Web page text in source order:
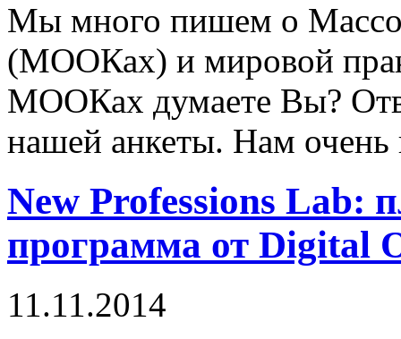
Мы много пишем о
(МООКах) и мировой
МООКах думаете Вы?
нашей анкеты. Нам
New Professions Lab:
программа от Digital
11.11.2014